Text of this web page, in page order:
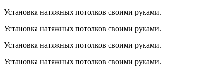
Установка натяжных потолков своими руками.
Установка натяжных потолков своими руками.
Установка натяжных потолков своими руками.
Установка натяжных потолков своими руками.